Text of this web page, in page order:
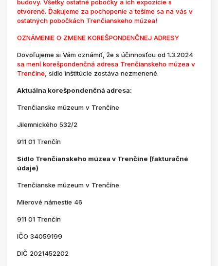
budovy. Všetky ostatné pobočky a ich expozície s
otvorené. Ďakujeme za pochopenie a tešíme sa na vás v
ostatných pobočkách Trenčianskeho múzea!
OZNÁMENIE O ZMENE KOREŠPONDENČNEJ ADRESY
Dovoľujeme si Vám oznámiť, že s účinnosťou od 1.3.2024
sa mení korešpondenčná adresa Trenčianskeho múzea v
Trenčíne, sídlo inštitúcie zostáva nezmenené.
Aktuálna korešpondenčná adresa:
Trenčianske múzeum v Trenčíne
Jilemnického 532/2
911 01 Trenčín
Sídlo Trenčianskeho múzea v Trenčíne (fakturačné
údaje)
Trenčianske múzeum v Trenčíne
Mierové námestie 46
911 01 Trenčín
IČO 34059199
DIČ 2021452202